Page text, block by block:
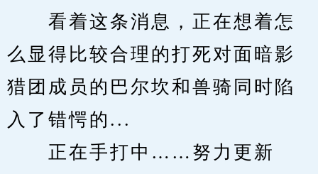
看着这条消息，正在想着怎
么显得比较合理的打死对面暗影
猎团成员的巴尔坎和兽骑同时陷
入了错愕的...
正在手打中……努力更新